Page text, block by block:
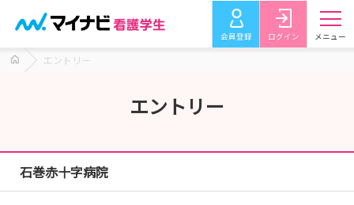
会員登録 ログイン メニュー
エントリー
エントリー
石巻赤十字病院